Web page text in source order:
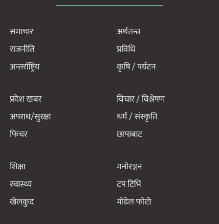
समाचार
राजनीति
अन्तर्राष्ट्रिय
अर्थतन्त्र
प्रविधि
कृषि / पर्यटन
प्रदेश खबर
अपराध/सुरक्षा
फिचर
विचार / विश्लेषण
धर्म / संस्कृति
छापाबाट
शिक्षा
स्वास्थ्य
खेलकुद
मनोरञ्जन
टप टिभि
मोडेल फोटो